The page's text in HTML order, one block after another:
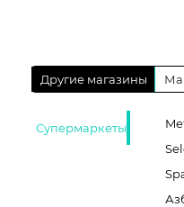
Другие магазины
Супермаркеты